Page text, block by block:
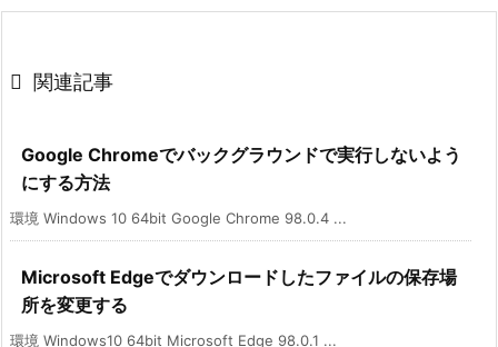
 関連記事
Google Chromeでバックグラウンドで実行しないよう
にする方法
環境 Windows 10 64bit Google Chrome 98.0.4 ...
Microsoft Edgeでダウンロードしたファイルの保存場
所を変更する
環境 Windows10 64bit Microsoft Edge 98.0.1 ...